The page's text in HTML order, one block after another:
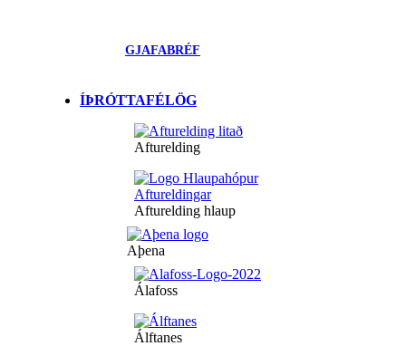
GJAFABRÉF
ÍÞRÓTTAFÉLÖG
Afturelding
Afturelding hlaup
Aþena
Álafoss
Álftanes